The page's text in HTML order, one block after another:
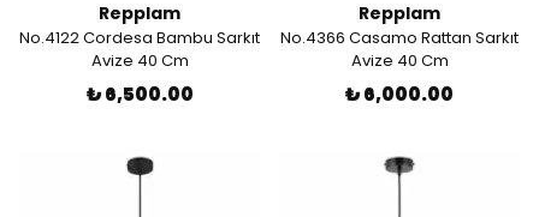
Repplam
No.4122 Cordesa Bambu Sarkıt
Avize 40 Cm
₺ 6,500.00
Repplam
No.4366 Casamo Rattan Sarkıt
Avize 40 Cm
₺ 6,000.00